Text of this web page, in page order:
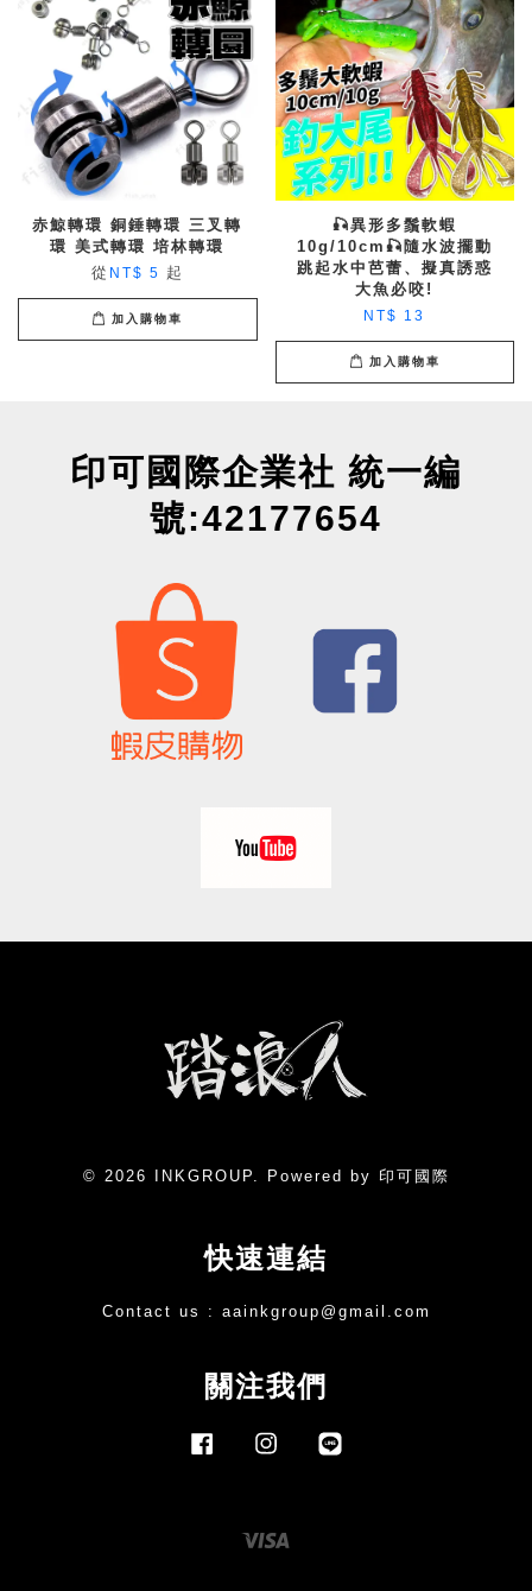
赤鯨轉環 銅錘轉環 三叉轉
環 美式轉環 培林轉環
從 NT$ 5 起
加入購物車
🎣異形多鬚軟蝦
10g/10cm🎣隨水波擺動
跳起水中芭蕾、擬真誘惑
大魚必咬!
NT$ 13
加入購物車
印可國際企業社 統一編
號:42177654
© 2026 INKGROUP. Powered by 印可國際
快速連結
Contact us : aainkgroup@gmail.com
關注我們
FacebookInstagram